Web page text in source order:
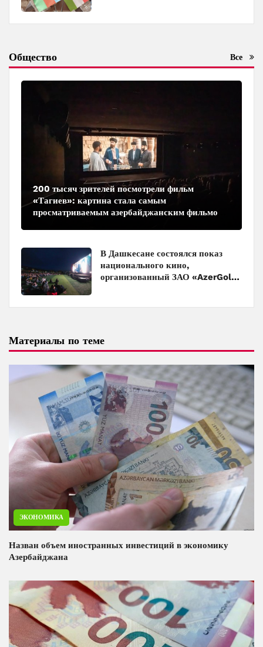
Общество Все
200 тысяч зрителей посмотрели фильм
«Тагиев»: картина стала самым
просматриваемым азербайджанским фильмом
В Дашкесане состоялся показ
национального кино,
организованный ЗАО «AzerGold»
Материалы по теме
ЭКОНОМИКА
Назван объем иностранных инвестиций в экономику
Азербайджана